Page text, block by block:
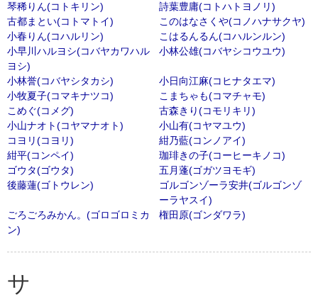
琴稀りん(コトキリン)
詩葉豊庸(コトハトヨノリ)
古都まとい(コトマトイ)
このはなさくや(コノハナサクヤ)
小春りん(コハルリン)
こはるんるん(コハルンルン)
小早川ハルヨシ(コバヤカワハル
ヨシ)
小林公雄(コバヤシコウユウ)
小林誉(コバヤシタカシ)
小日向江麻(コヒナタエマ)
小牧夏子(コマキナツコ)
こまちゃも(コマチャモ)
こめぐ(コメグ)
古森きり(コモリキリ)
小山ナオト(コヤマナオト)
小山有(コヤマユウ)
コヨリ(コヨリ)
紺乃藍(コンノアイ)
紺平(コンペイ)
珈琲きの子(コーヒーキノコ)
ゴウタ(ゴウタ)
五月蓬(ゴガツヨモギ)
後藤蓮(ゴトウレン)
ゴルゴンゾーラ安井(ゴルゴンゾ
ーラヤスイ)
ごろごろみかん。(ゴロゴロミカ
ン)
権田原(ゴンダワラ)
サ